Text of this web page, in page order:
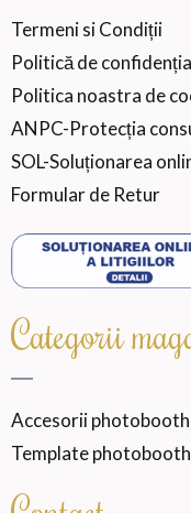
Termeni si Condiții
Politică de
Politica noastra de
ANPC-Protecția
SOL-Soluționarea
Formular de Retur
Categorii
Accesorii photobooth
Template photobooth